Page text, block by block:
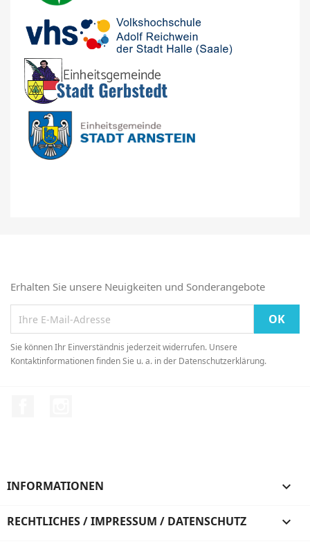
Erhalten Sie unsere Neuigkeiten und Sonderangebote
Sie können Ihr Einverständnis jederzeit widerrufen. Unsere
Kontaktinformationen finden Sie u. a. in der Datenschutzerklärung.
INFORMATIONEN 
RECHTLICHES / IMPRESSUM / DATENSCHUTZ 